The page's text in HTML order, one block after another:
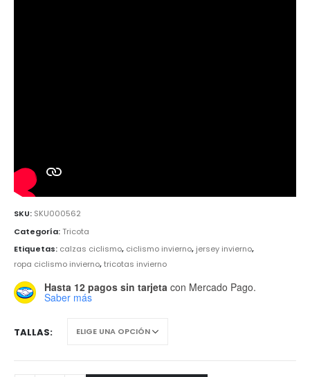
SKU: SKU000562
Categoría:Tricota
Etiquetas: calzas ciclismo, ciclismo invierno, jersey invierno,
ropa ciclismo invierno,tricotas invierno
Hasta 12 pagos sin tarjeta con Mercado Pago.
Saber más
TALLAS